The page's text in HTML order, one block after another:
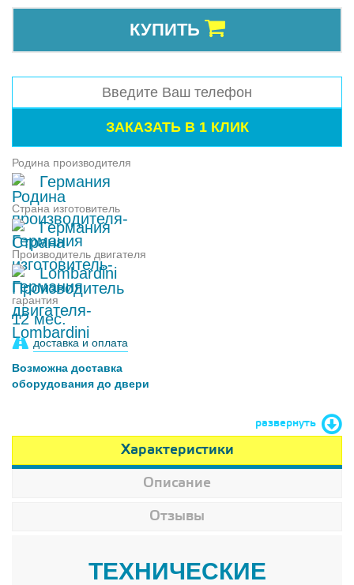
КУПИТЬ
Родина производителя
Германия
Страна изготовитель
Германия
Производитель двигателя
Lombardini
гарантия
12 мес.
доставка и оплата
Возможна доставка
оборудования до двери
развернуть
Характеристики
Описание
Отзывы
ТЕХНИЧЕСКИЕ